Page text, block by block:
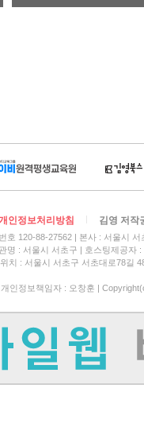
인정보처리방침 김영 저작
호 120-88-27562
본사 : 서울시
명 : 서울시 서초구
호스팅제공자
치 : 서울시 서초구 서초대로78길
개인정보책임자 : 오창훈 |